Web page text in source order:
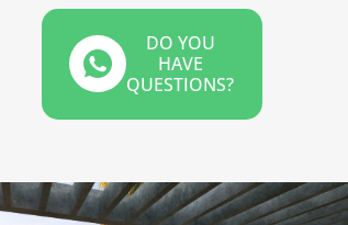
DO YOU
HAVE
QUESTIONS?